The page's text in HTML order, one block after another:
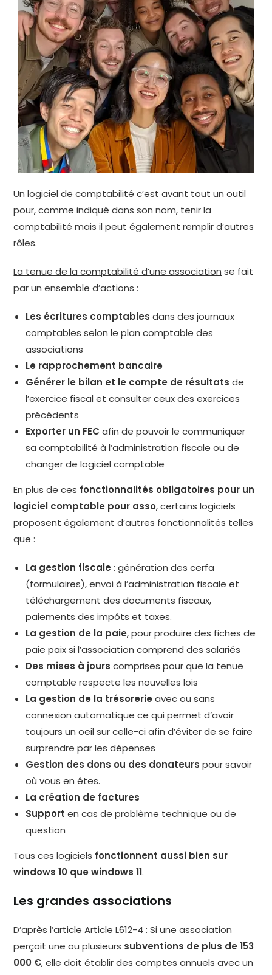
Un logiciel de comptabilité c’est avant tout un outil
pour, comme indiqué dans son nom, tenir la
comptabilité mais il peut également remplir d’autres
rôles.
La tenue de la comptabilité d’une association se fait
par un ensemble d’actions :
Les écritures comptables dans des journaux
comptables selon le plan comptable des
associations
Le rapprochement bancaire
Générer le bilan et le compte de résultats de
l’exercice fiscal et consulter ceux des exercices
précédents
Exporter un FEC afin de pouvoir le communiquer
sa comptabilité à l’administration fiscale ou de
changer de logiciel comptable
En plus de ces fonctionnalités obligatoires pour un
logiciel comptable pour asso, certains logiciels
proposent également d’autres fonctionnalités telles
que :
La gestion fiscale : génération des cerfa
(formulaires), envoi à l’administration fiscale et
téléchargement des documents fiscaux,
paiements des impôts et taxes.
La gestion de la paie, pour produire des fiches de
paie paix si l’association comprend des salariés
Des mises à jours comprises pour que la tenue
comptable respecte les nouvelles lois
La gestion de la trésorerie avec ou sans
connexion automatique ce qui permet d’avoir
toujours un oeil sur celle-ci afin d’éviter de se faire
surprendre par les dépenses
Gestion des dons ou des donateurs pour savoir
où vous en êtes.
La création de factures
Support en cas de problème technique ou de
question
Tous ces logiciels fonctionnent aussi bien sur
windows 10 que windows 11.
Les grandes associations
D’après l’articleArticle L612-4 : Si une association
perçoit une ou plusieurs subventions de plus de 153
000 €, elle doit établir des comptes annuels avec un